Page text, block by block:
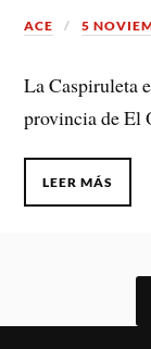
ACE 5
La Caspiruleta
provincia de El
LEER MÁS